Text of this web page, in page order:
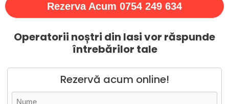
Rezerva Acum 0754 249 634
Operatorii noștri din Iasi vor răspunde
întrebărilor tale
Rezervă acum online!